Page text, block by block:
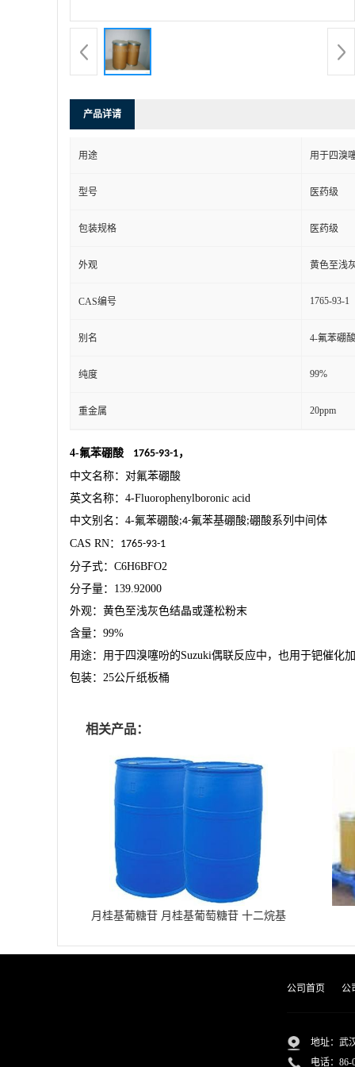
产品详请
用途 用于四溴
型号 医药级
包装规格 医药级
外观 黄色至浅
CAS编号 1765-93-1
别名 4-氟苯硼
纯度 99%
重金属 20ppm
4-氟苯硼酸 1765-93-1，
中文名称：对氟苯硼酸
英文名称： 4-Fluorophenylboronic acid
中文别名： 4-氟苯硼酸;4-氟苯基硼酸;硼酸系列中间体
CAS RN： 1765-93-1
分子式： C6H6BFO2
分子量： 139.92000
外观：黄色至浅灰色结晶或蓬松粉末
含量： 99%
用途：用于四溴噻吩的Suzuki偶联反应中，也用于钯催化
包装： 25公斤纸板桶
相关产品：
月桂基葡糖苷 月桂基葡萄糖苷 十二烷基
公司首页 公
地址：武
电话： 86-